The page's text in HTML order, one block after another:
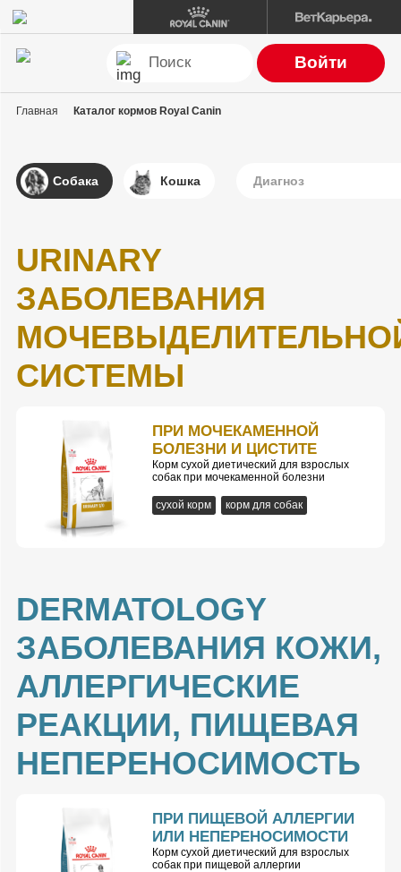
Войти
Главная Каталог кормов Royal Canin
Собака Кошка Диагноз
URINARY
ЗАБОЛЕВАНИЯ
СИСТЕМЫ
ПРИ МОЧЕКАМЕННОЙ
БОЛЕЗНИ И ЦИСТИТЕ
Корм сухой диетический для взрослых
собак при мочекаменной болезни
сухой корм корм для собак
DERMATOLOGY
ЗАБОЛЕВАНИЯ КОЖИ,
АЛЛЕРГИЧЕСКИЕ
РЕАКЦИИ, ПИЩЕВАЯ
НЕПЕРЕНОСИМОСТЬ
ПРИ ПИЩЕВОЙ АЛЛЕРГИИ
ИЛИ НЕПЕРЕНОСИМОСТИ
Корм сухой диетический для взрослых
собак при пищевой аллергии